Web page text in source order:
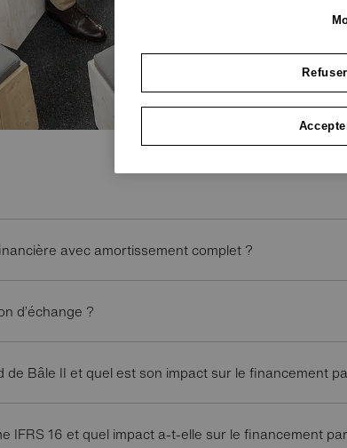
avec amortissement complet ?
d’échange ?
de Bâle II et quel est son impact sur le financement
IFRS 16 et quel impact a-t-elle sur le financement